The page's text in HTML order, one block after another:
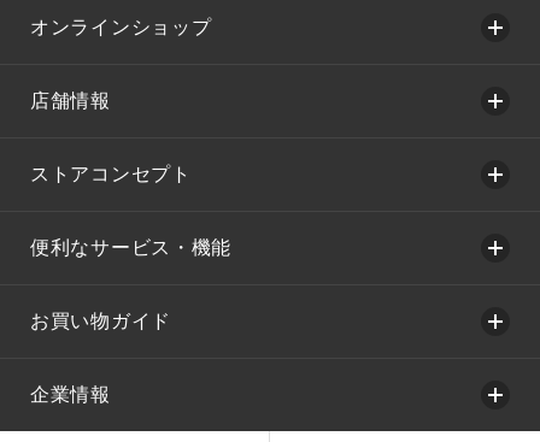
オンラインショップ
店舗情報
ストアコンセプト
便利なサービス・機能
お買い物ガイド
企業情報